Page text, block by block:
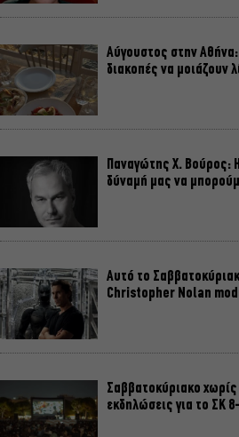
Αύγουστος στην Αθήνα:
διακοπές να μοιάζουν
Παναγώτης Χ. Βούρος:
δύναμή μας να
Αυτό το
Christopher Nolan
Σαββατοκύριακο
εκδηλώσεις για το ΣΚ